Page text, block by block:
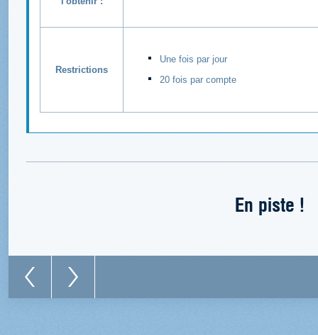
Restrictions
Une fois par jour
20 fois par compte
En piste !